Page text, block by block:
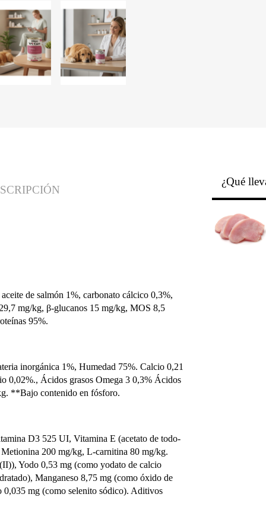
de salmón 1%, carbonato cálcico 0,3%,
mg/kg, β-glucanos 15 mg/kg, MOS 8,5
95%.
inorgánica 1%, Humedad 75%. Calcio 0,21
0,02%., Ácidos grasos Omega 3 0,3% Ácidos
**Bajo contenido en fósforo.
D3 525 UI, Vitamina E (acetato de todo-
200 mg/kg, L-carnitina 80 mg/kg.
Yodo 0,53 mg (como yodato de calcio
Manganeso 8,75 mg (como óxido de
mg (como selenito sódico). Aditivos
¿Qué